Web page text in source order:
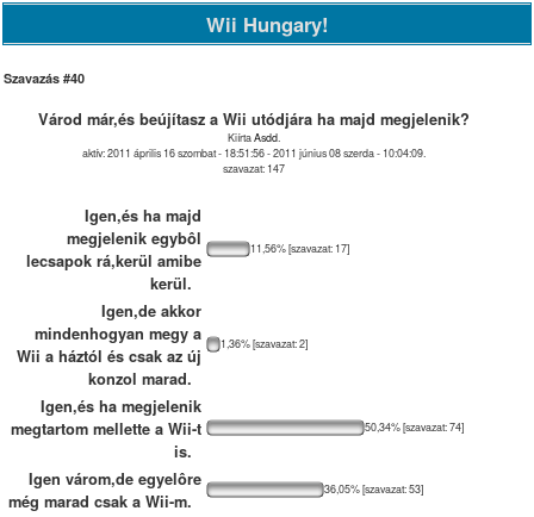
Wii Hungary!
Szavazás #40
Várod már,és beújítasz a Wii utódjára ha majd megjelenik?
KiírtaAsdd.
aktív: 2011 április 16 szombat - 18:51:56 - 2011 június 08 szerda - 10:04:09.
szavazat: 147
Igen,és ha majd
megjelenik egybôl
lecsapok rá,kerül amibe
kerül.
11,56% [szavazat: 17]
Igen,de akkor
mindenhogyan megy a
Wii a háztól és csak az új
konzol marad.
1,36% [szavazat: 2]
Igen,és ha megjelenik
megtartom mellette a Wii-t
is.
50,34% [szavazat: 74]
Igen várom,de egyelôre
még marad csak a Wii-m.
36,05% [szavazat: 53]